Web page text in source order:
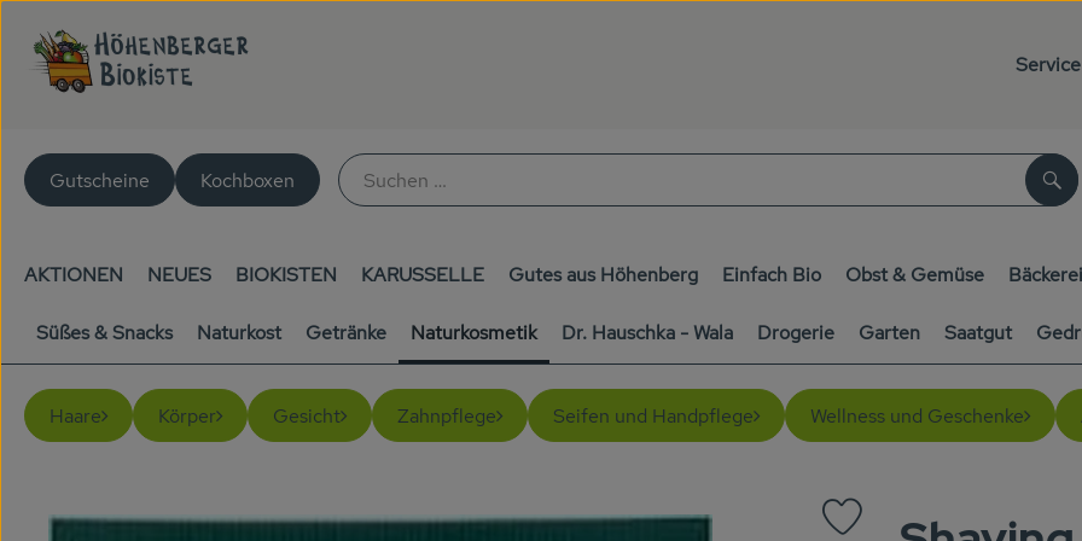
Service
Gutscheine Kochboxen
AKTIONEN NEUES BIOKISTEN KARUSSELLE Gutes aus Höhenberg Einfach Bio Obst & Gemüse Bäckerei
Süßes & Snacks Naturkost Getränke Naturkosmetik Dr. Hauschka - Wala Drogerie Garten Saatgut
Haare Körper Gesicht Zahnpflege Seifen und Handpflege Wellness und Geschenke
Produkt zu Favouriten